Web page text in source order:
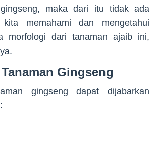
gingseng, maka dari itu tidak ada
memahami dan mengetahui
morfologi dari tanaman ajaib ini,
Gingseng
gingseng dapat dijabarkan